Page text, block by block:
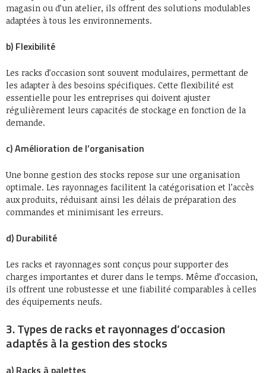
magasin ou d’un atelier, ils offrent des solutions modulables
adaptées à tous les environnements.
b) Flexibilité
Les racks d’occasion sont souvent modulaires, permettant de
les adapter à des besoins spécifiques. Cette flexibilité est
essentielle pour les entreprises qui doivent ajuster
régulièrement leurs capacités de stockage en fonction de la
demande.
c) Amélioration de l’organisation
Une bonne gestion des stocks repose sur une organisation
optimale. Les rayonnages facilitent la catégorisation et l’accès
aux produits, réduisant ainsi les délais de préparation des
commandes et minimisant les erreurs.
d) Durabilité
Les racks et rayonnages sont conçus pour supporter des
charges importantes et durer dans le temps. Même d’occasion,
ils offrent une robustesse et une fiabilité comparables à celles
des équipements neufs.
3. Types de racks et rayonnages d’occasion
adaptés à la gestion des stocks
a) Racks à palettes